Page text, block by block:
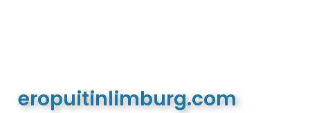
eropuitinlimburg.com